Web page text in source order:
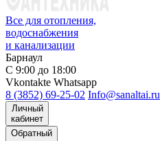
Все для отопления,
водоснабжения
и канализации
Барнаул
С 9:00 до 18:00
Vkontakte Whatsapp
8 (3852) 69-25-02 Info@sanaltai.ru
Личный
кабинет
Обратный